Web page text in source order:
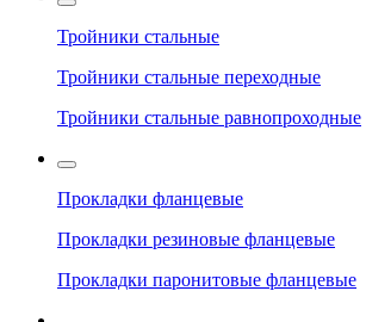
Тройники стальные
Тройники стальные переходные
Тройники стальные равнопроходные
Прокладки фланцевые
Прокладки резиновые фланцевые
Прокладки паронитовые фланцевые